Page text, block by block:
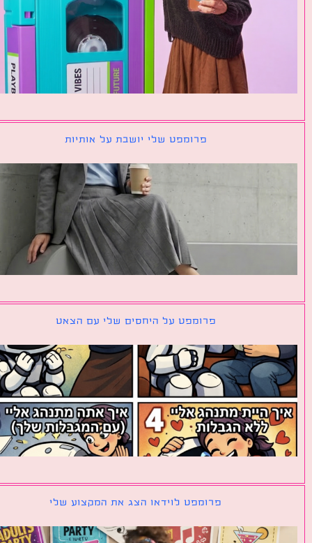
פרומפט שלי יושבת על אותיות
פרומפט על היחסים שלי עם הצאט
פרומפט לוידאו הצג את המקצוע שלי